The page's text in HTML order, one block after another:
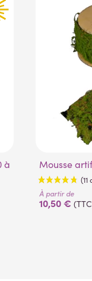
Mousse
À partir de
10,50 €